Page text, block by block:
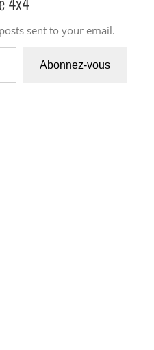
sent to your email.
Abonnez-vous